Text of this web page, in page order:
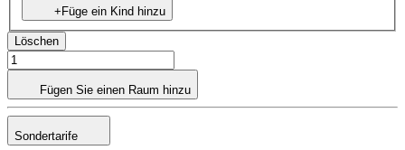
+Füge ein Kind hinzu
Löschen
Fügen Sie einen Raum hinzu
Sondertarife